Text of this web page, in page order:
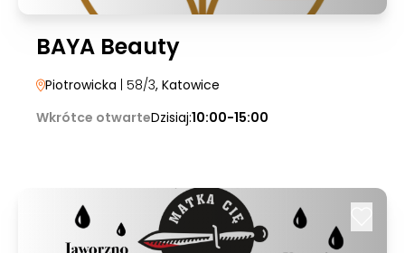
BAYA Beauty
Piotrowicka | 58/3, Katowice
Wkrótce otwarteDzisiaj:10:00-15:00